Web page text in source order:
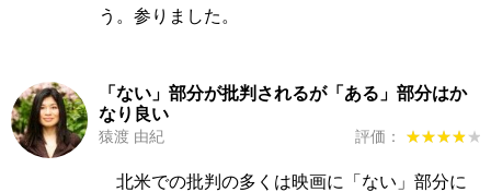
う。参りました。
「ない」部分が批判されるが「ある」部分はか
なり良い
猿渡 由紀 評価： ★★★★★
★★★★★
北米での批判の多くは映画に「ない」部分に